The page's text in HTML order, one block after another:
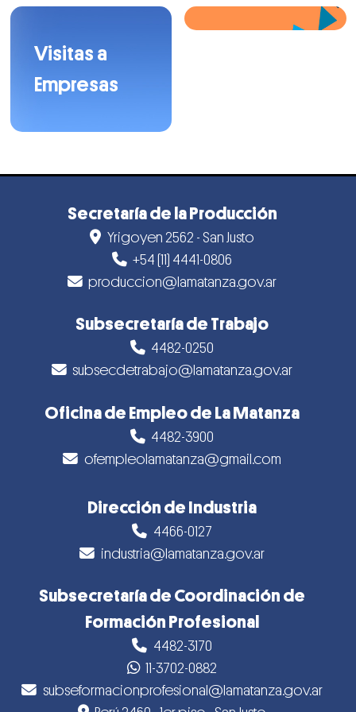
Visitas a
Empresas
Secretaría de la Producción
Yrigoyen 2562 - San Justo
+54 (11) 4441-0806
produccion@lamatanza.gov.ar
Subsecretaría de Trabajo
4482-0250
subsecdetrabajo@lamatanza.gov.ar
Oficina de Empleo de La Matanza
4482-3900
ofempleolamatanza@gmail.com
Dirección de Industria
4466-0127
industria@lamatanza.gov.ar
Subsecretaría de Coordinación de
Formación Profesional
4482-3170
11-3702-0882
subseformacionprofesional@lamatanza.gov.ar